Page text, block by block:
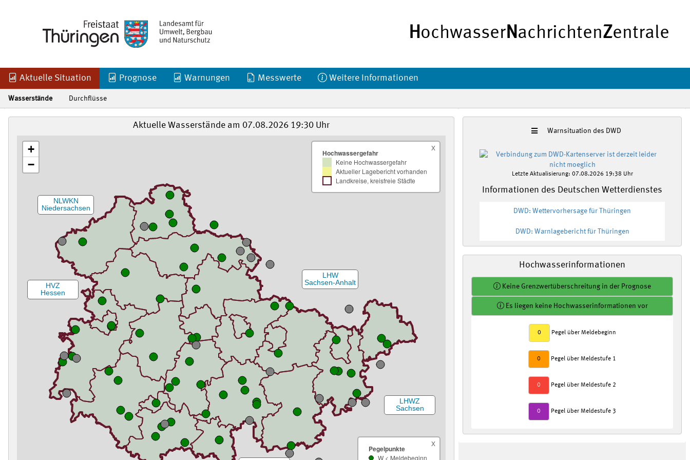
HochwasserNachrichtenZentrale
Aktuelle Situation Prognose Warnungen Messwerte Weitere Informationen
Wasserstände Durchflüsse
Aktuelle Wasserstände am 07.08.2026 19:30 Uhr
LHWZ
Sachsen
LHW
Sachsen-Anhalt
HVZ
Hessen
NLWKN
Niedersachsen
+
−
Hochwassergefahr
Keine Hochwassergefahr
Aktueller Lagebericht vorhanden
Landkreise, kreisfreie Städte
x
Pegelpunkte
W < Meldebeginn
x
Warnsituation des DWD
Letzte Aktualisierung: 07.08.2026 19:38 Uhr
Informationen des Deutschen Wetterdienstes
DWD: Wettervorhersage für Thüringen
DWD: Warnlagebericht für Thüringen
Hochwasserinformationen
Keine Grenzwertüberschreitung in der Prognose
Es liegen keine Hochwasserinformationen vor
0 Pegel über Meldebeginn
0 Pegel über Meldestufe 1
0 Pegel über Meldestufe 2
0 Pegel über Meldestufe 3